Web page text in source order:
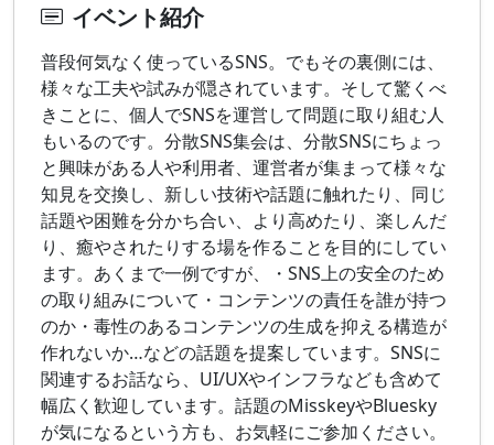
イベント紹介
普段何気なく使っているSNS。でもその裏側には、
様々な工夫や試みが隠されています。そして驚くべ
きことに、個人でSNSを運営して問題に取り組む人
もいるのです。分散SNS集会は、分散SNSにちょっ
と興味がある人や利用者、運営者が集まって様々な
知見を交換し、新しい技術や話題に触れたり、同じ
話題や困難を分かち合い、より高めたり、楽しんだ
り、癒やされたりする場を作ることを目的にしてい
ます。あくまで一例ですが、・SNS上の安全のため
の取り組みについて・コンテンツの責任を誰が持つ
のか・毒性のあるコンテンツの生成を抑える構造が
作れないか…などの話題を提案しています。SNSに
関連するお話なら、UI/UXやインフラなども含めて
幅広く歓迎しています。話題のMisskeyやBluesky
が気になるという方も、お気軽にご参加ください。